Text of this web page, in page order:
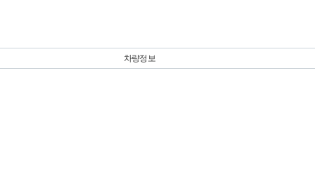
차량정보